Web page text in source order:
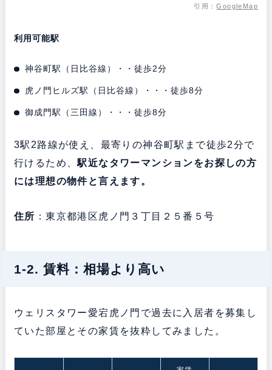
引用：GoogleMap
利用可能駅
神谷町駅（日比谷線）・・徒歩2分
虎ノ門ヒルズ駅（日比谷線）・・・徒歩8分
御成門駅（三田線）・・・徒歩8分
3駅2路線が使え、最寄りの神谷町駅まで徒歩2分で
行けるため、駅近なタワーマンションをお探しの方
には理想の物件と言えます。
住所 ：東京都港区虎ノ門３丁目２５番５号
1-2. 賃料：相場より高い
ウェリスタワー愛宕虎ノ門で過去に入居者を募集し
ていた部屋とその家賃を抜粋してみました。